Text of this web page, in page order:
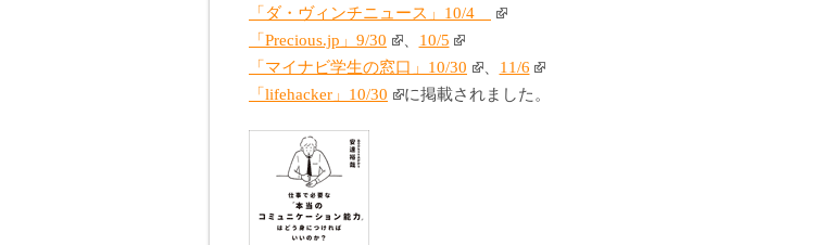
「ダ・ヴィンチニュース」10/4
「Precious.jp」9/30
、 10/5
「マイナビ学生の窓口」10/30
、 11/6
「lifehacker」10/30
に掲載されました。